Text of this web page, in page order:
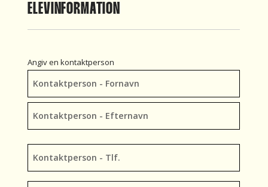
ELEVINFORMATION
–
Navn
*
Angiv en kontaktperson
Tlf.